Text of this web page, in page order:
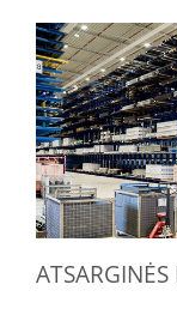
ATSARGINĖS